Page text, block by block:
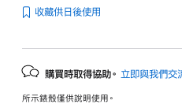
收藏供日後使用
購買時取得協助。 立即與我們交
所示錶殼僅供說明使用。